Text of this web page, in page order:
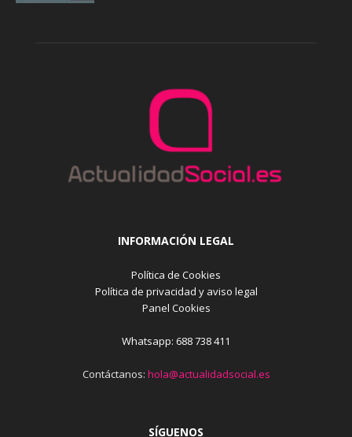
INFORMACIÓN LEGAL
Política de Cookies
Política de privacidad y aviso legal
Panel Cookies
Whatsapp: 688 738 411
Contáctanos: hola@actualidadsocial.es
SÍGUENOS